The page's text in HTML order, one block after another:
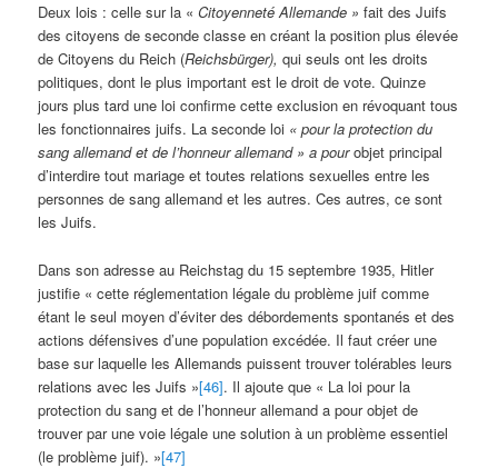
Deux lois : celle sur la «Citoyenneté Allemande » fait des Juifs
des citoyens de seconde classe en créant la position plus élevée
de Citoyens du Reich (Reichsbürger),qui seuls ont les droits
politiques, dont le plus important est le droit de vote. Quinze
jours plus tard une loi confirme cette exclusion en révoquant tous
les fonctionnaires juifs. La seconde loi « pour la protection du
sang allemand et de l’honneur allemand » a pourobjet principal
d’interdire tout mariage et toutes relations sexuelles entre les
personnes de sang allemand et les autres. Ces autres, ce sont
les Juifs.
Dans son adresse au Reichstag du 15 septembre 1935, Hitler
justifie « cette réglementation légale du problème juif comme
étant le seul moyen d’éviter des débordements spontanés et des
actions défensives d’une population excédée. Il faut créer une
base sur laquelle les Allemands puissent trouver tolérables leurs
relations avec les Juifs »[46]. Il ajoute que « La loi pour la
protection du sang et de l’honneur allemand a pour objet de
trouver par une voie légale une solution à un problème essentiel
(le problème juif). »[47]